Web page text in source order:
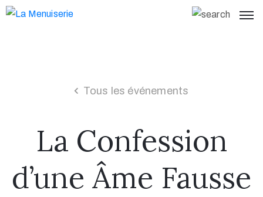
Tous les événements
La Confession
d’une Âme Fausse